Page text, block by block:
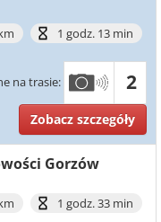
1 godz. 13 min
na trasie: 2
Zobacz szczegóły
Gorzów
1 godz. 33 min